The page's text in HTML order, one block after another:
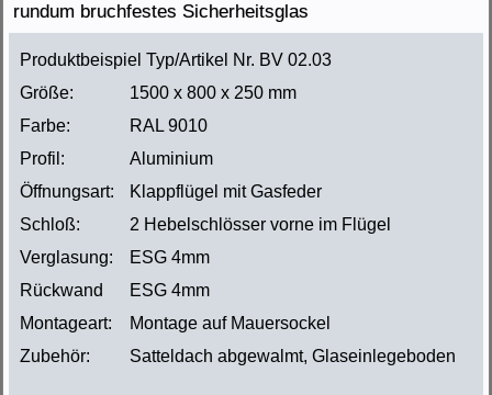
rundum bruchfestes Sicherheitsglas
Produktbeispiel Typ/Artikel Nr. BV 02.03
Größe:
1500 x 800 x 250 mm
Farbe:
RAL 9010
Profil:
Aluminium
Öffnungsart:
Klappflügel mit Gasfeder
Schloß:
2 Hebelschlösser vorne im Flügel
Verglasung:
ESG 4mm
Rückwand
ESG 4mm
Montageart:
Montage auf Mauersockel
Zubehör:
Satteldach abgewalmt, Glaseinlegeboden